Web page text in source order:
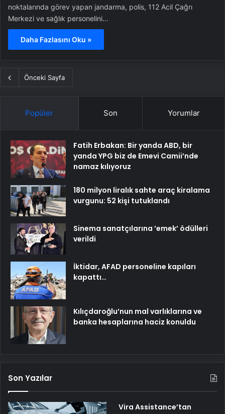
noktalarında görev yapan jandarma, polis, 112 Acil Çağrı
Merkezi ve sağlık personelini…
Daha Fazlasını Oku »
Önceki Sayfa
Popüler Son Yorumlar
Fatih Erbakan: Bir yanda ABD, bir
yanda YPG biz de Emevi Camii’nde
namaz kılıyoruz
180 milyon liralık sahte araç kiralama
vurgunu: 52 kişi tutuklandı
Sinema sanatçılarına ’emek’ ödülleri
verildi
İktidar, AFAD personeline kapıları
kapattı…
Kılıçdaroğlu’nun mal varlıklarına ve
banka hesaplarına haciz konuldu
Son Yazılar
Vira Assistance’tan